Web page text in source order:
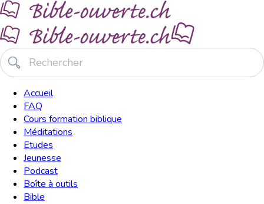
Accueil
FAQ
Cours formation biblique
Méditations
Etudes
Jeunesse
Podcast
Boîte à outils
Bible